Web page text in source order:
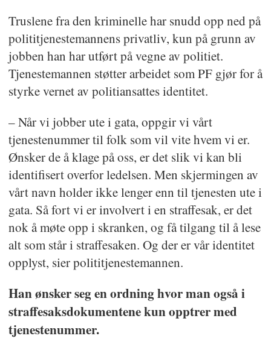
Truslene fra den kriminelle har snudd opp ned på
polititjenestemannens privatliv, kun på grunn av
jobben han har utført på vegne av politiet.
Tjenestemannen støtter arbeidet som PF gjør for å
styrke vernet av politiansattes identitet.
– Når vi jobber ute i gata, oppgir vi vårt
tjenestenummer til folk som vil vite hvem vi er.
Ønsker de å klage på oss, er det slik vi kan bli
identifisert overfor ledelsen. Men skjermingen av
vårt navn holder ikke lenger enn til tjenesten ute i
gata. Så fort vi er involvert i en straffesak, er det
nok å møte opp i skranken, og få tilgang til å lese
alt som står i straffesaken. Og der er vår identitet
opplyst, sier polititjenestemannen.
Han ønsker seg en ordning hvor man også i
straffesaksdokumentene kun opptrer med
tjenestenummer.